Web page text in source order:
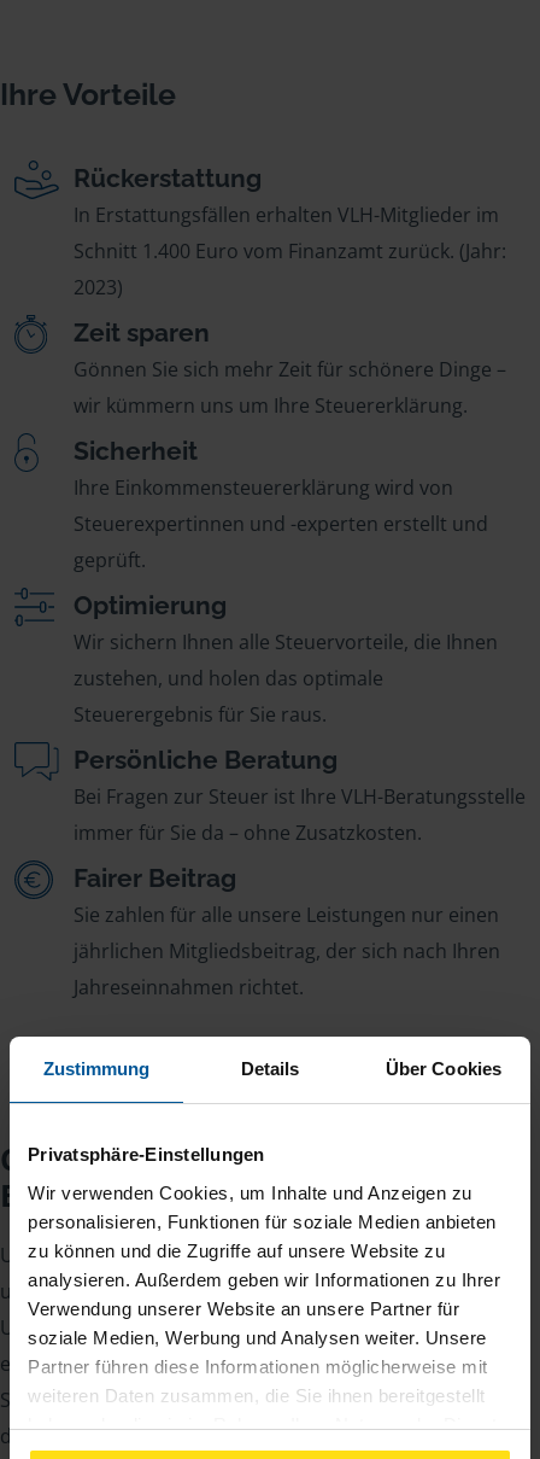
Zustimmung Details Über Cookies
Privatsphäre-Einstellungen
Wir verwenden Cookies, um Inhalte und Anzeigen zu
personalisieren, Funktionen für soziale Medien anbieten
zu können und die Zugriffe auf unsere Website zu
analysieren. Außerdem geben wir Informationen zu Ihrer
Verwendung unserer Website an unsere Partner für
soziale Medien, Werbung und Analysen weiter. Unsere
Partner führen diese Informationen möglicherweise mit
weiteren Daten zusammen, die Sie ihnen bereitgestellt
haben oder die sie im Rahmen Ihrer Nutzung der Dienste
gesammelt haben. Indem Sie auf Einverstanden klicken,
Ihre Vorteile
Rückerstattung
In Erstattungsfällen erhalten VLH-Mitglieder im
Schnitt 1.400 Euro vom Finanzamt zurück. (Jahr:
2023)
Zeit sparen
Gönnen Sie sich mehr Zeit für schönere Dinge –
wir kümmern uns um Ihre Steuererklärung.
Sicherheit
Ihre Einkommensteuererklärung wird von
Steuerexpertinnen und -experten erstellt und
geprüft.
Optimierung
Wir sichern Ihnen alle Steuervorteile, die Ihnen
zustehen, und holen das optimale
Steuerergebnis für Sie raus.
Persönliche Beratung
Bei Fragen zur Steuer ist Ihre VLH-Beratungsstelle
immer für Sie da – ohne Zusatzkosten.
Fairer Beitrag
Sie zahlen für alle unsere Leistungen nur einen
jährlichen Mitgliedsbeitrag, der sich nach Ihren
Jahreseinnahmen richtet.
Checkliste für Ihr
Beratungsgespräch
Um Ihre Steuererklärung erstellen zu können, benötigen
unsere Beraterinnen und Berater eine Reihe von
Unterlagen von Ihnen. Dazu gehört beispielsweise die
elektronische Lohnsteuerbescheinigung, Ihre
Steueridentifikationsnummer, der Rentenbescheid oder
die Bescheinigung über das Kindergeld.